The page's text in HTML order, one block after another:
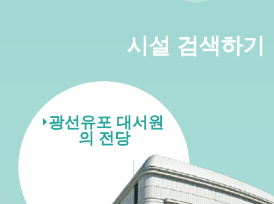
시설 검색하기
광선유포 대서원
의 전당